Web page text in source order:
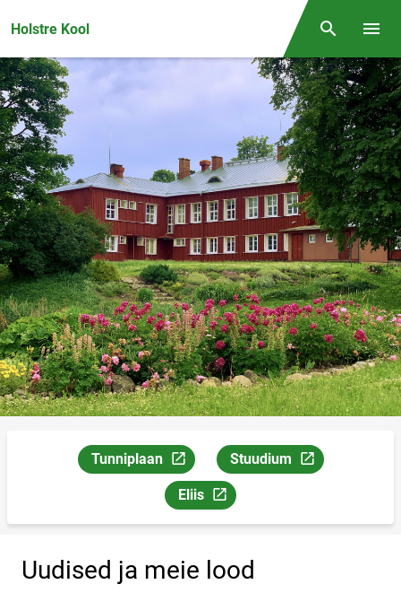
Holstre Kool Otsing
Front page
Tunniplaan
Link avaneb uuel leheküljel
Stuudium
Link avaneb uuel
Eliis
Link avaneb uuel leheküljel
Uudised ja meie lood